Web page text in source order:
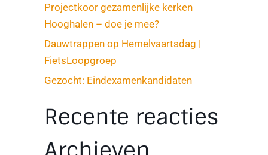
Projectkoor gezamenlijke kerken
Hooghalen – doe je mee?
Dauwtrappen op Hemelvaartsdag |
FietsLoopgroep
Gezocht: Eindexamenkandidaten
Recente reacties